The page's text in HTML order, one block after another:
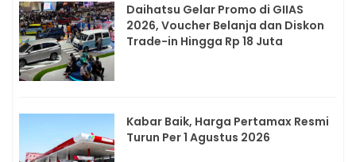
Daihatsu Gelar Promo di GIIAS
2026, Voucher Belanja dan Diskon
Trade-in Hingga Rp 18 Juta
Kabar Baik, Harga Pertamax Resmi
Turun Per 1 Agustus 2026